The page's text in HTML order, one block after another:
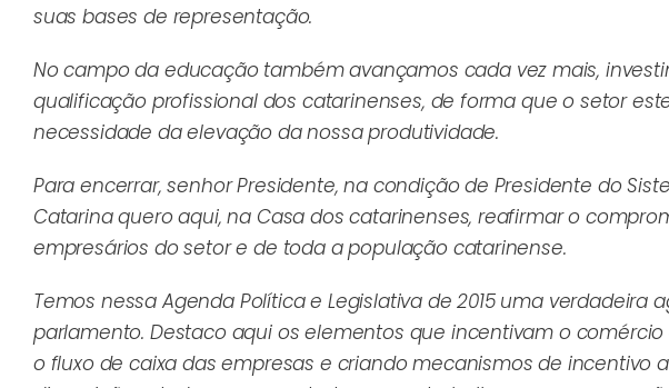
suas bases de representação.
No campo da educação também avançamos cada vez mais,
qualificação profissional dos catarinenses, de forma que o setor
necessidade da elevação da nossa produtividade.
Para encerrar, senhor Presidente, na condição de Presidente do
Catarina quero aqui, na Casa dos catarinenses, reafirmar o
empresários do setor e de toda a população catarinense.
Temos nessa Agenda Política e Legislativa de 2015 uma
parlamento. Destaco aqui os elementos que incentivam o
o fluxo de caixa das empresas e criando mecanismos de incentivo